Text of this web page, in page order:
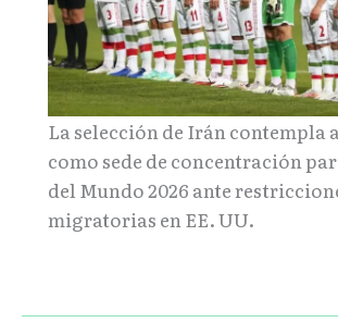
La selección de Irán contempla
como sede de concentración
del Mundo 2026 ante
migratorias en EE. UU.